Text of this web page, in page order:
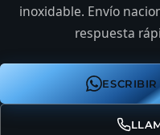
inoxidable. Envío
respuesta